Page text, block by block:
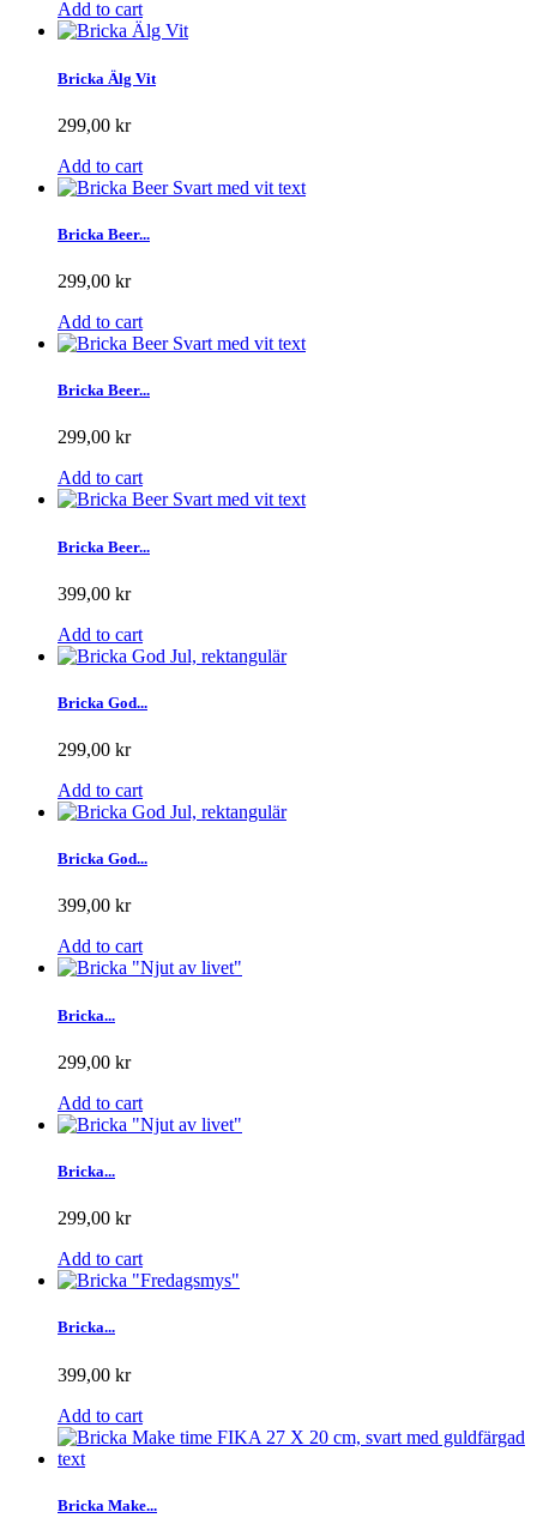
Add to cart
Bricka Älg Vit
299,00 kr
Add to cart
Bricka Beer...
299,00 kr
Add to cart
Bricka Beer...
299,00 kr
Add to cart
Bricka Beer...
399,00 kr
Add to cart
Bricka God...
299,00 kr
Add to cart
Bricka God...
399,00 kr
Add to cart
Bricka...
299,00 kr
Add to cart
Bricka...
299,00 kr
Add to cart
Bricka...
399,00 kr
Add to cart
Bricka Make...